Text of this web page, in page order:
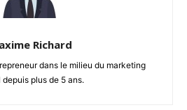
Richard
dans le milieu du marketing
plus de 5 ans.